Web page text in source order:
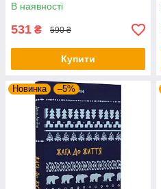
В наявності
531 ₴ 590 ₴
Купити
Новинка –5%